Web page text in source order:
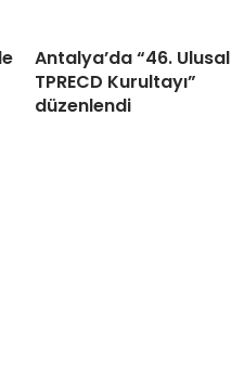
Antalya’da “46. Ulusal
TPRECD Kurultayı”
düzenlendi